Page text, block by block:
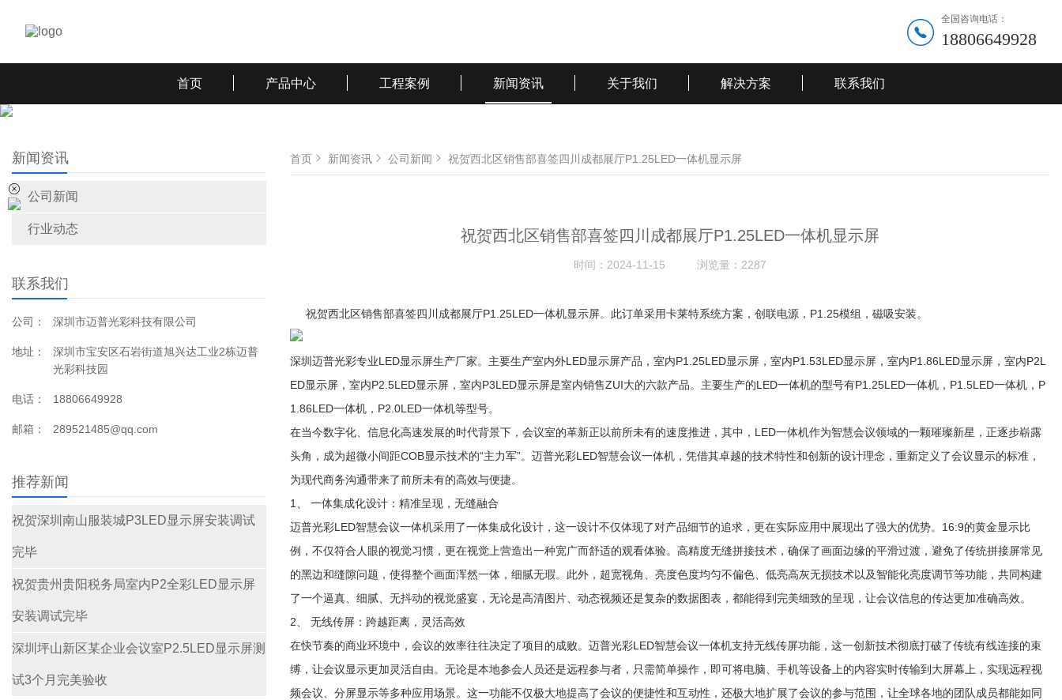
全国咨询电话：
18806649928
首页 产品中心 工程案例 新闻资讯 关于我们 解决方案 联系我们
新闻资讯
公司新闻
行业动态
联系我们
公司： 深圳市迈普光彩科技有限公司
地址：
深圳市宝安区石岩街道旭兴达工业2栋迈普
光彩科技园
电话： 18806649928
邮箱： 289521485@qq.com
推荐新闻
祝贺深圳南山服装城P3LED显示屏安装调试
完毕
祝贺贵州贵阳税务局室内P2全彩LED显示屏
安装调试完毕
深圳坪山新区某企业会议室P2.5LED显示屏测
试3个月完美验收
首页 新闻资讯 公司新闻 祝贺西北区销售部喜签四川成都展厅P1.25LED一体机显示屏
祝贺西北区销售部喜签四川成都展厅P1.25LED一体机显示屏
时间： 2024-11-15 浏览量： 2287
祝贺西北区销售部喜签四川成都展厅P1.25LED一体机显示屏。此订单采用卡莱特系统方案，创联电源，P1.25模组，磁吸安装。
深圳迈普光彩专业LED显示屏生产厂家。主要生产室内外LED显示屏产品，室内P1.25LED显示屏，室内P1.53LED显示屏，室内P1.86LED显示屏，室内P2L
ED显示屏，室内P2.5LED显示屏，室内P3LED显示屏是室内销售ZUI大的六款产品。主要生产的LED一体机的型号有P1.25LED一体机，P1.5LED一体机，P
1.86LED一体机，P2.0LED一体机等型号。
在当今数字化、信息化高速发展的时代背景下，会议室的革新正以前所未有的速度推进，其中，LED一体机作为智慧会议领域的一颗璀璨新星，正逐步崭露
头角，成为超微小间距COB显示技术的“主力军”。迈普光彩LED智慧会议一体机，凭借其卓越的技术特性和创新的设计理念，重新定义了会议显示的标准，
为现代商务沟通带来了前所未有的高效与便捷。
1、 一体集成化设计：精准呈现，无缝融合
迈普光彩LED智慧会议一体机采用了一体集成化设计，这一设计不仅体现了对产品细节的追求，更在实际应用中展现出了强大的优势。16:9的黄金显示比
例，不仅符合人眼的视觉习惯，更在视觉上营造出一种宽广而舒适的观看体验。高精度无缝拼接技术，确保了画面边缘的平滑过渡，避免了传统拼接屏常见
的黑边和缝隙问题，使得整个画面浑然一体，细腻无瑕。此外，超宽视角、亮度色度均匀不偏色、低亮高灰无损技术以及智能化亮度调节等功能，共同构建
了一个逼真、细腻、无抖动的视觉盛宴，无论是高清图片、动态视频还是复杂的数据图表，都能得到完美细致的呈现，让会议信息的传达更加准确高效。
2、 无线传屏：跨越距离，灵活高效
在快节奏的商业环境中，会议的效率往往决定了项目的成败。迈普光彩LED智慧会议一体机支持无线传屏功能，这一创新技术彻底打破了传统有线连接的束
缚，让会议显示更加灵活自由。无论是本地参会人员还是远程参与者，只需简单操作，即可将电脑、手机等设备上的内容实时传输到大屏幕上，实现远程视
频会议、分屏显示等多种应用场景。这一功能不仅极大地提高了会议的便捷性和互动性，还极大地扩展了会议的参与范围，让全球各地的团队成员都能如同